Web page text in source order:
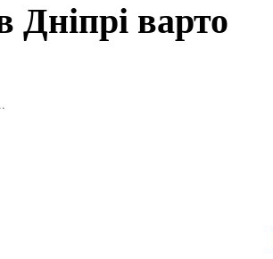
Дніпрі варто